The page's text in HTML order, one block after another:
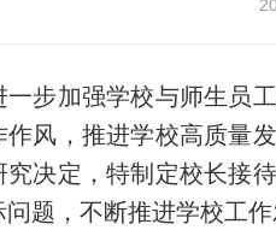
加强学校与师生员工
作风，推进学校高质量
究决定，特制定校长接
问题，不断推进学校工